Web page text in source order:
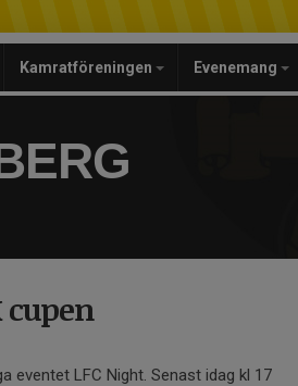
Kamratföreningen Evenemang
cupen
eventet LFC Night. Senast idag kl 17